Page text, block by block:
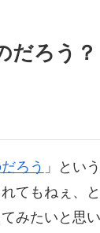
だろう？
ろう 」とい
てもねぇ、
みたいと思い